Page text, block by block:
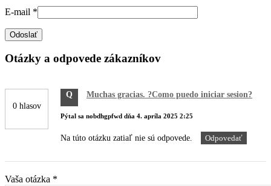
E-mail *
Otázky a odpovede zákazníkov
0 hlasov
Q Muchas gracias. ?Como puedo iniciar sesion?
Pýtal sa nobdhgpfwd dňa 4. apríla 2025 2:25
Na túto otázku zatiaľ nie sú odpovede. Odpovedať
Vaša otázka *